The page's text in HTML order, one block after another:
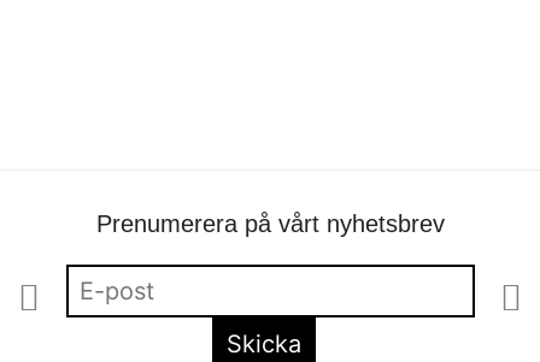
Prenumerera på vårt nyhetsbrev